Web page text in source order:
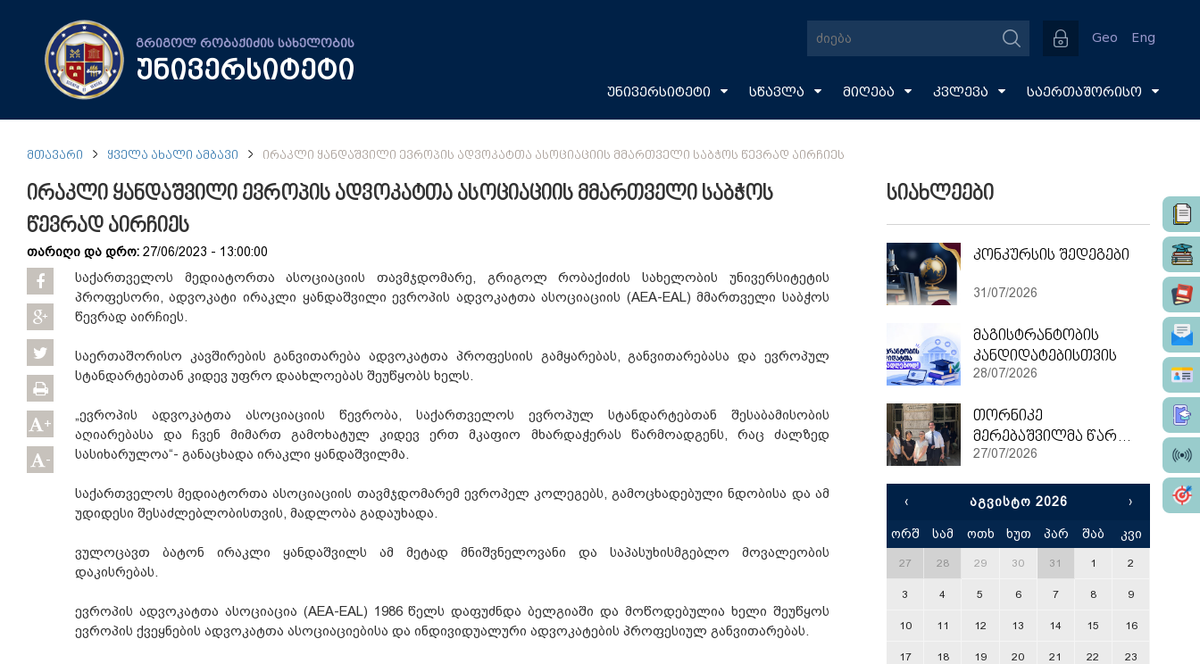
გრიგოლ რობაქიძის სახელობის
უნივერსიტეტი
Geo Eng
უნივერსიტეტი სწავლა მიღება კვლევა საერთაშორისო
ᲛᲗᲐᲕᲐᲠᲘ ᲧᲕᲔᲚᲐ ᲐᲮᲐᲚᲘ ᲐᲛᲑᲐᲕᲘ ᲘᲠᲐᲙᲚᲘ ᲧᲐᲜᲓᲐᲨᲕᲘᲚᲘ ᲔᲕᲠᲝᲞᲘᲡ ᲐᲓᲕᲝᲙᲐᲢᲗᲐ ᲐᲡᲝᲪᲘᲐᲪᲘᲘᲡ ᲛᲛᲐᲠᲗᲕᲔᲚᲘ ᲡᲐᲑᲭᲝᲡ ᲬᲔᲕᲠᲐᲓ ᲐᲘᲠᲩᲘᲔᲡ
ირაკლი ყანდაშვილი ევროპის ადვოკატთა ასოციაციის მმართველი საბჭოს
წევრად აირჩიეს
თარიღი და დრო: 27/06/2023 - 13:00:00
+
-
საქართველოს მედიატორთა ასოციაციის თავმჯდომარე, გრიგოლ რობაქიძის სახელობის უნივერსიტეტის
პროფესორი, ადვოკატი ირაკლი ყანდაშვილი ევროპის ადვოკატთა ასოციაციის (AEA-EAL) მმართველი საბჭოს
წევრად აირჩიეს.
საერთაშორისო კავშირების განვითარება ადვოკატთა პროფესიის გამყარებას, განვითარებასა და ევროპულ
სტანდარტებთან კიდევ უფრო დაახლოებას შეუწყობს ხელს.
„ევროპის ადვოკატთა ასოციაციის წევრობა, საქართველოს ევროპულ სტანდარტებთან შესაბამისობის
აღიარებასა და ჩვენ მიმართ გამოხატულ კიდევ ერთ მკაფიო მხარდაჭერას წარმოადგენს, რაც ძალზედ
სასიხარულოა“- განაცხადა ირაკლი ყანდაშვილმა.
საქართველოს მედიატორთა ასოციაციის თავმჯდომარემ ევროპელ კოლეგებს, გამოცხადებული ნდობისა და ამ
უდიდესი შესაძლებლობისთვის, მადლობა გადაუხადა.
ვულოცავთ ბატონ ირაკლი ყანდაშვილს ამ მეტად მნიშვნელოვანი და საპასუხისმგებლო მოვალეობის
დაკისრებას.
ევროპის ადვოკატთა ასოციაცია (AEA-EAL) 1986 წელს დაფუძნდა ბელგიაში და მოწოდებულია ხელი შეუწყოს
ევროპის ქვეყნების ადვოკატთა ასოციაციებისა და ინდივიდუალური ადვოკატების პროფესიულ განვითარებას.
სიახლეები
კონკურსის შედეგები
31/07/2026
მაგისტრანტობის
კანდიდატებისთვის
28/07/2026
თორნიკე
მერებაშვილმა წარჩინებით დაასრულა ეტვოშ ლორანის უნივერსიტეტის სამაგისტრო პროგრამა
27/07/2026
‹ ᲐᲒᲕᲘᲡᲢᲝ 2026 ›
ორშ სამ ოთხ ხუთ პარ შაბ კვი
27 28 29 30 31 1 2
3 4 5 6 7 8 9
10 11 12 13 14 15 16
17 18 19 20 21 22 23